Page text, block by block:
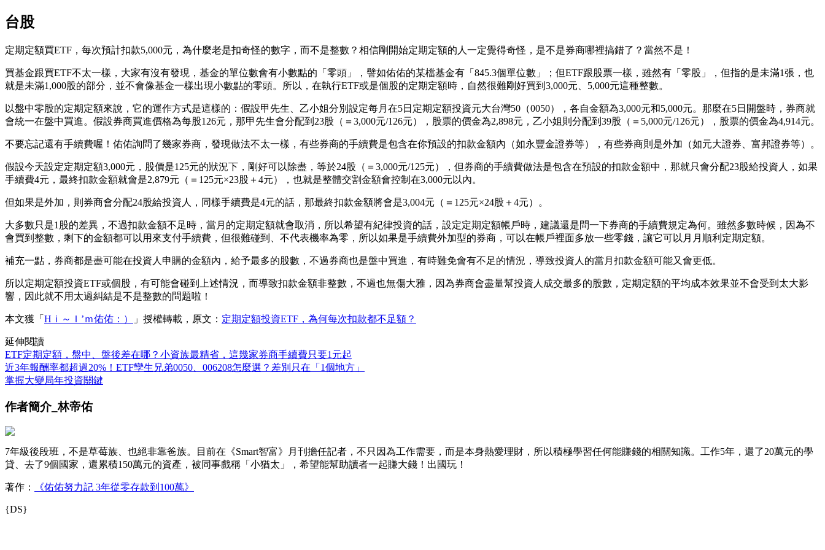
台股
定期定額買ETF，每次預計扣款5,000元，為什麼老是扣奇怪的數字，而不是整數？相信剛開始定期定額的人一定覺得奇怪，是不是券商哪裡搞錯了？當然不是！
買基金跟買ETF不太一樣，大家有沒有發現，基金的單位數會有小數點的「零頭」，譬如佑佑的某檔基金有「845.3個單位數」；但ETF跟股票一樣，雖然有「零股」，但指的是未滿1張，也
就是未滿1,000股的部分，並不會像基金一樣出現小數點的零頭。所以，在執行ETF或是個股的定期定額時，自然很難剛好買到3,000元、5,000元這種整數。
以盤中零股的定期定額來說，它的運作方式是這樣的：假設甲先生、乙小姐分別設定每月在5日定期定額投資元大台灣50（0050），各自金額為3,000元和5,000元。那麼在5日開盤時，券商就
會統一在盤中買進。假設券商買進價格為每股126元，那甲先生會分配到23股（＝3,000元/126元），股票的價金為2,898元，乙小姐則分配到39股（＝5,000元/126元），股票的價金為4,914元。
不要忘記還有手續費喔！佑佑詢問了幾家券商，發現做法不太一樣，有些券商的手續費是包含在你預設的扣款金額內（如永豐金證券等），有些券商則是外加（如元大證券、富邦證券等）。
假設今天設定定期定額3,000元，股價是125元的狀況下，剛好可以除盡，等於24股（＝3,000元/125元），但券商的手續費做法是包含在預設的扣款金額中，那就只會分配23股給投資人，如果
手續費4元，最終扣款金額就會是2,879元（＝125元×23股＋4元），也就是整體交割金額會控制在3,000元以內。
但如果是外加，則券商會分配24股給投資人，同樣手續費是4元的話，那最終扣款金額將會是3,004元（＝125元×24股＋4元）。
大多數只是1股的差異，不過扣款金額不足時，當月的定期定額就會取消，所以希望有紀律投資的話，設定定期定額帳戶時，建議還是問一下券商的手續費規定為何。雖然多數時候，因為不
會買到整數，剩下的金額都可以用來支付手續費，但很難碰到、不代表機率為零，所以如果是手續費外加型的券商，可以在帳戶裡面多放一些零錢，讓它可以月月順利定期定額。
補充一點，券商都是盡可能在投資人申購的金額內，給予最多的股數，不過券商也是盤中買進，有時難免會有不足的情況，導致投資人的當月扣款金額可能又會更低。
所以定期定額投資ETF或個股，有可能會碰到上述情況，而導致扣款金額非整數，不過也無傷大雅，因為券商會盡量幫投資人成交最多的股數，定期定額的平均成本效果並不會受到太大影
響，因此就不用太過糾結是不是整數的問題啦！
本文獲「 Hｉ～Ｉ’ｍ佑佑：） 」授權轉載，原文： 定期定額投資ETF，為何每次扣款都不足額？
延伸閱讀
ETF定期定額，盤中、盤後差在哪？小資族最精省，這幾家券商手續費只要1元起
近3年報酬率都超過20%！ETF孿生兄弟0050、006208怎麼選？差別只在「1個地方」
掌握大變局年投資關鍵
作者簡介_林帝佑
7年級後段班，不是草莓族、也絕非靠爸族。目前在《Smart智富》月刊擔任記者，不只因為工作需要，而是本身熱愛理財，所以積極學習任何能賺錢的相關知識。工作5年，還了20萬元的學
貸、去了9個國家，還累積150萬元的資產，被同事戲稱「小猶太」，希望能幫助讀者一起賺大錢！出國玩！
著作： 《佑佑努力記 3年從零存款到100萬》
{DS}